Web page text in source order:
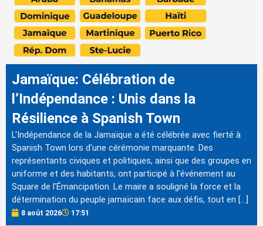
Jamaïque: Célébration de
l’Indépendance : Unis dans la
Résilience à Spanish Town
L'Indépendance de la Jamaïque a été célébrée avec fierté à
Spanish Town lors d'une cérémonie marquante. Des
représentants civiques et politiques, ainsi que des groupes en
uniforme et des habitants, ont participé à l'événement au
Square de l'Émancipation. Le maire a souligné la force et la
détermination du peuple jamaïcain face aux défis, tout en […]
8 août 2026 17:51